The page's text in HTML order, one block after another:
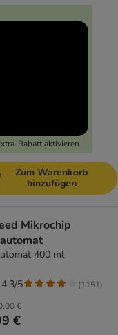
Rabatt aktivieren
Zum Warenkorb
hinzufügen
Mikrochip
400 ml
€
€
5 (1151)